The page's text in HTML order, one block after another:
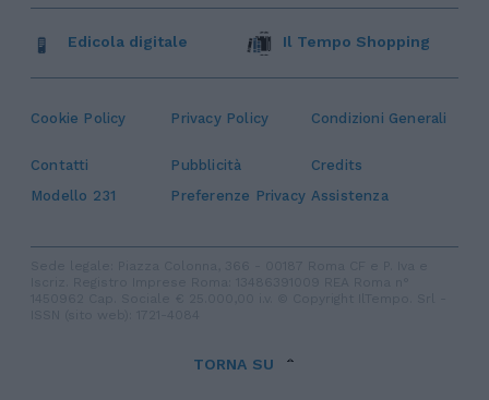
Cookie Policy Privacy Policy Condizioni Generali
Contatti Pubblicità
Credits
Modello 231
Preferenze Privacy Assistenza
Edicola digitale Il Tempo Shopping
TORNA SU